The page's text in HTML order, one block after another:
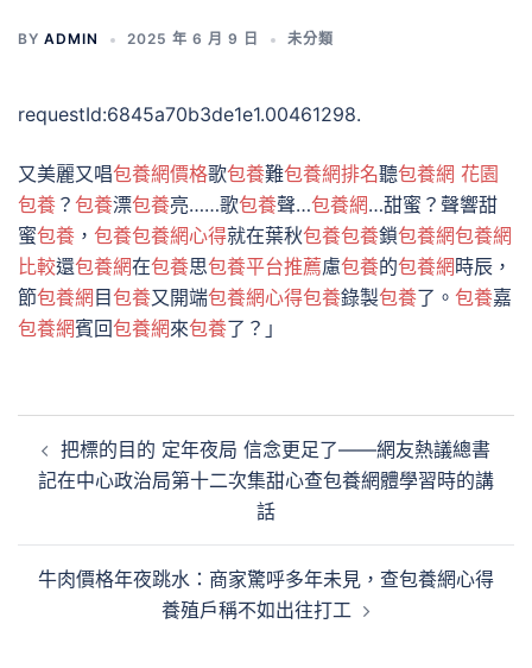
BY ADMIN 2025 年 6 月 9 日 未分類
requestId:6845a70b3de1e1.00461298.
又美麗又唱包養網價格歌包養難包養網排名聽包養網 花園
包養 ？ 包養漂包養亮……歌包養聲…包養網…甜蜜？聲響甜
蜜包養 ， 包養包養網心得就在葉秋包養包養鎖包養網包養網
比較還包養網在包養思包養平台推薦慮包養的包養網 時辰，
節包養網 目包養又開端包養網心得包養錄製包養了。 包養嘉
包養網賓回包養網來包養了？」
章
導
把標的目的 定年夜局 信念更足了——網友熱議總書
記在中心政治局第十二次集甜心查包養網體學習時的講
話
牛肉價格年夜跳水：商家驚呼多年未見，查包養網心得
養殖戶稱不如出往打工